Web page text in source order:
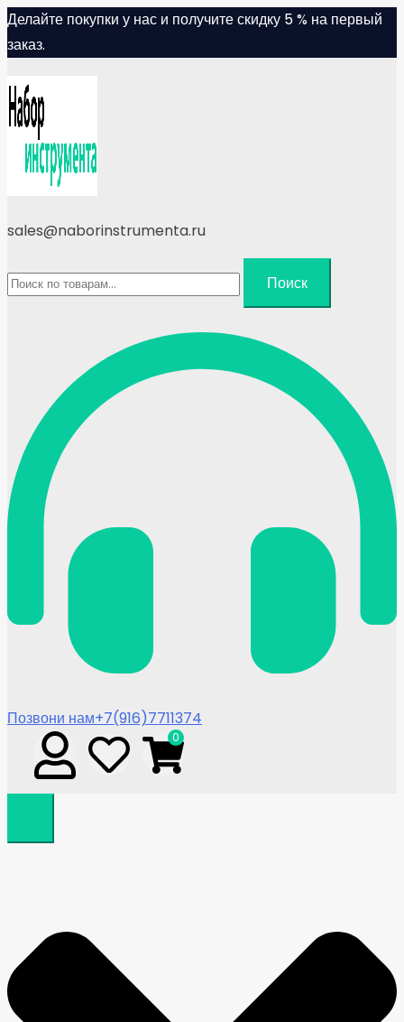
Skip
to
Делайте покупки у нас и получите скидку 5 % на первый
заказ.
sales@naborinstrumenta.ru
Искать:
Поиск
Позвони нам+7(916)7711374
0